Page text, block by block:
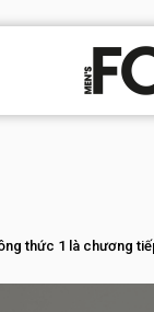
thức 1 là chương